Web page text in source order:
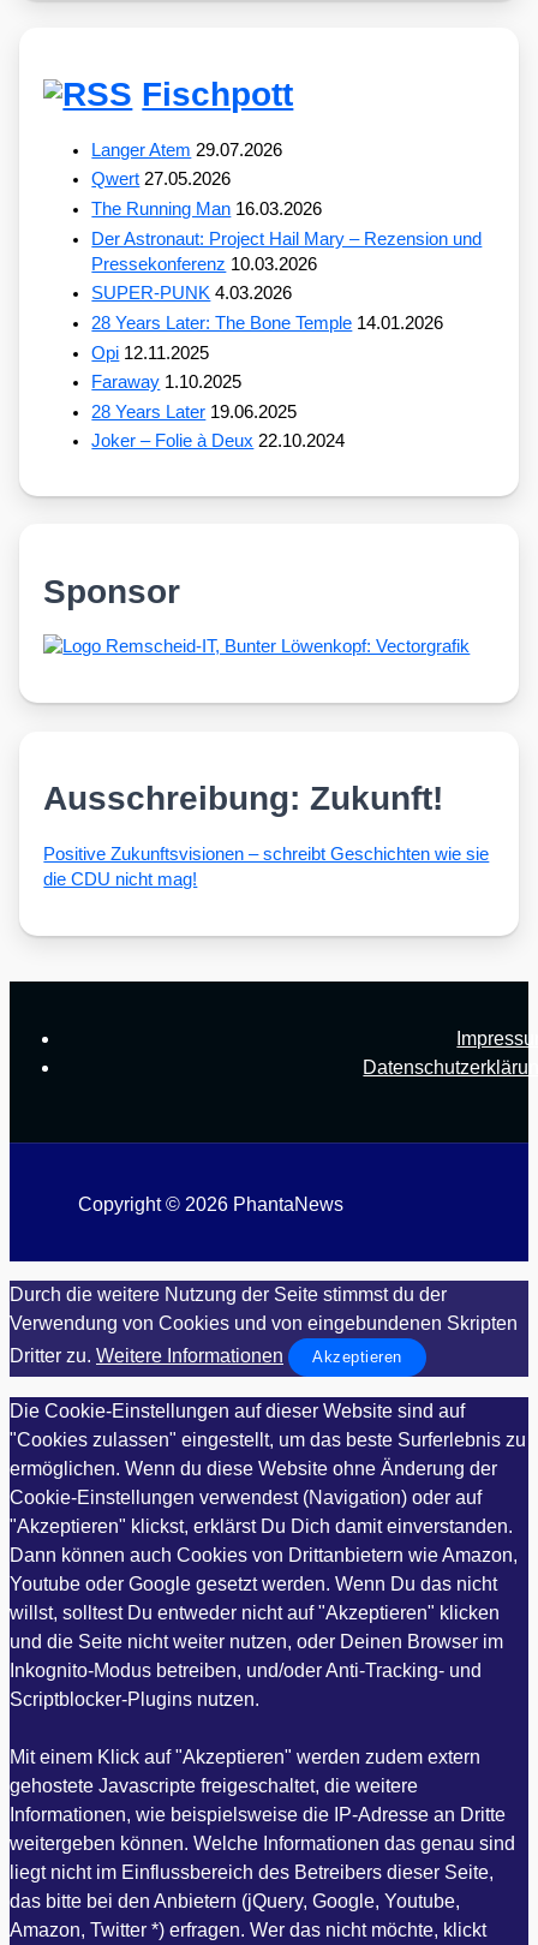
Fischpott
Langer Atem 29.07.2026
Qwert 27.05.2026
The Running Man 16.03.2026
Der Astronaut: Project Hail Mary – Rezension und
Pressekonferenz 10.03.2026
SUPER-PUNK 4.03.2026
28 Years Later: The Bone Temple 14.01.2026
Opi 12.11.2025
Faraway 1.10.2025
28 Years Later 19.06.2025
Joker – Folie à Deux 22.10.2024
Sponsor
Ausschreibung: Zukunft!
Posi­ti­ve Zukunfts­vi­sio­nen – schreibt Geschich­ten wie sie
die CDU nicht mag!
Copyright © 2026 PhantaNews
Durch die weitere Nutzung der Seite stimmst du der
Verwendung von Cookies und von eingebundenen Skripten
Dritter zu. Weitere Informationen Akzeptieren
Die Cookie-Einstellungen auf dieser Website sind auf
"Cookies zulassen" eingestellt, um das beste Surferlebnis zu
ermöglichen. Wenn du diese Website ohne Änderung der
Cookie-Einstellungen verwendest (Navigation) oder auf
"Akzeptieren" klickst, erklärst Du Dich damit einverstanden.
Dann können auch Cookies von Drittanbietern wie Amazon,
Youtube oder Google gesetzt werden. Wenn Du das nicht
willst, solltest Du entweder nicht auf "Akzeptieren" klicken
und die Seite nicht weiter nutzen, oder Deinen Browser im
Inkognito-Modus betreiben, und/oder Anti-Tracking- und
Scriptblocker-Plugins nutzen.
Mit einem Klick auf "Akzeptieren" werden zudem extern
gehostete Javascripte freigeschaltet, die weitere
Informationen, wie beispielsweise die IP-Adresse an Dritte
weitergeben können. Welche Informationen das genau sind
liegt nicht im Einflussbereich des Betreibers dieser Seite,
das bitte bei den Anbietern (jQuery, Google, Youtube,
Amazon, Twitter *) erfragen. Wer das nicht möchte, klickt